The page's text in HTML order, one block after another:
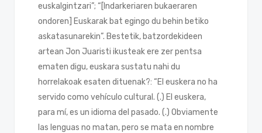
euskalgintzari”; “[Indarkeriaren bukaeraren
ondoren] Euskarak bat egingo du behin betiko
askatasunarekin”. Bestetik, batzordekideen
artean Jon Juaristi ikusteak ere zer pentsa
ematen digu, euskara sustatu nahi du
horrelakoak esaten dituenak?: “El euskera no ha
servido como vehículo cultural. (.) El euskera,
para mí, es un idioma del pasado. (.) Obviamente
las lenguas no matan, pero se mata en nombre